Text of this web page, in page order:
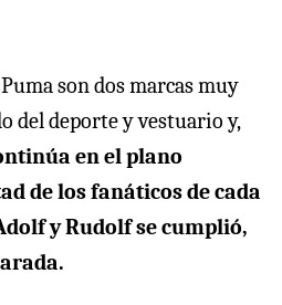
son dos marcas muy
del deporte y vestuario y,
en el plano
de los fanáticos de cada
y Rudolf se cumplió,